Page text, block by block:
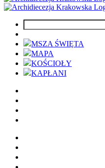
MSZA ŚWIĘTA
MAPA
KOŚCIOŁY
KAPŁANI